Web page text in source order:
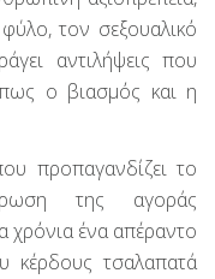
τον σεξουαλικό
αντιλήψεις που
ο βιασμός και η
προπαγανδίζει το
της αγοράς
χρόνια ένα απέραντο
κέρδους τσαλαπατά